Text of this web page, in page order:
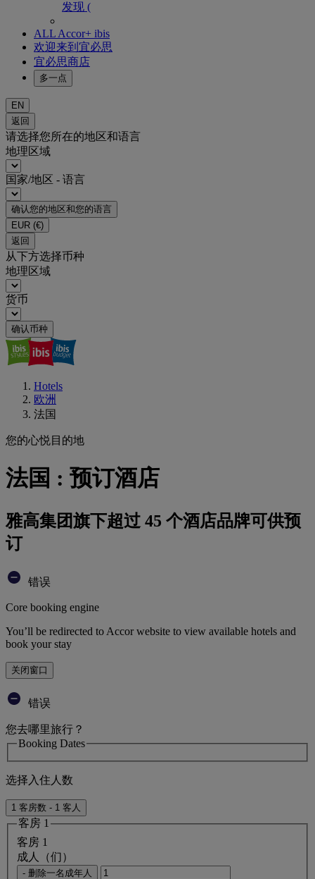
发现 (
ALL Accor+ ibis
欢迎来到宜必思
宜必思商店
多一点
EN
返回
请选择您所在的地区和语言
地理区域
国家/地区 - 语言
确认您的地区和您的语言
EUR (€)
返回
从下方选择币种
地理区域
货币
确认币种
Hotels
欧洲
法国
您的心悦目的地
法国 : 预订酒店
雅高集团旗下超过 45 个酒店品牌可供预
订
错误
Core booking engine
You’ll be redirected to Accor website to view available hotels and
book your stay
关闭窗口
错误
您去哪里旅行？
Booking Dates
选择入住人数
1 客房数 - 1 客人
客房 1
客房 1
成人（们）
- 删除一名成年人